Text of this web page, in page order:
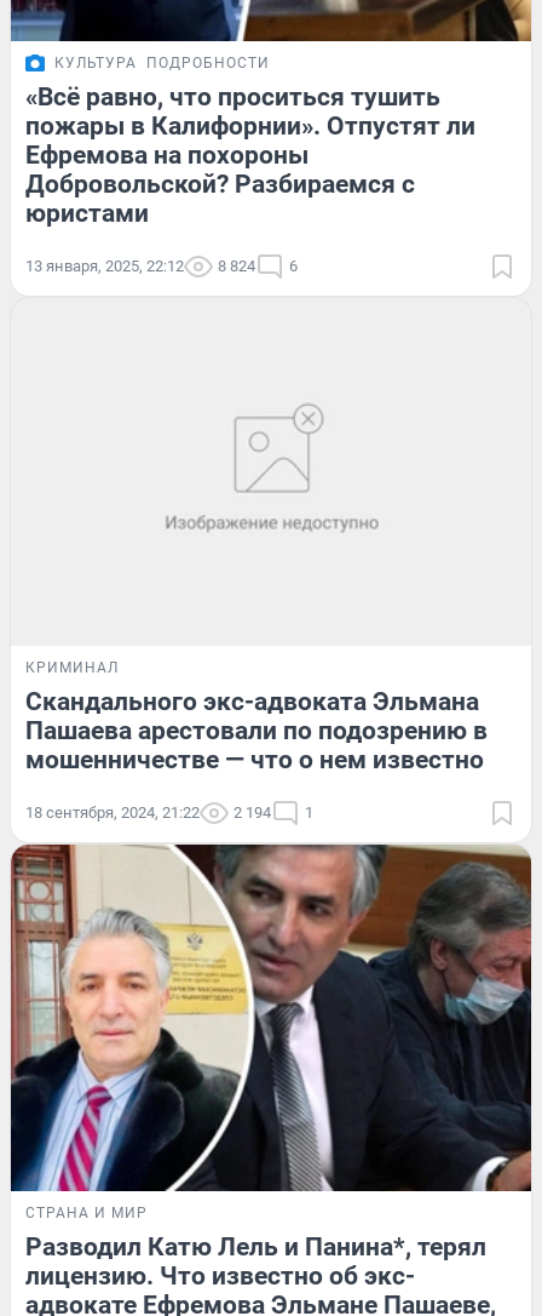
КУЛЬТУРА ПОДРОБНОСТИ
«Всё равно, что проситься тушить
пожары в Калифорнии». Отпустят ли
Ефремова на похороны
Добровольской? Разбираемся с
юристами
13 января, 2025, 22:12 8 824 6
КРИМИНАЛ
Скандального экс-адвоката Эльмана
Пашаева арестовали по подозрению в
мошенничестве — что о нем известно
18 сентября, 2024, 21:22 2 194 1
СТРАНА И МИР
Разводил Катю Лель и Панина*, терял
лицензию. Что известно об экс-
адвокате Ефремова Эльмане Пашаеве,